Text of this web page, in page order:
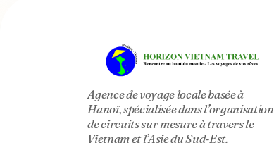
Agence de voyage locale basée à
Hanoï, spécialisée dans l’organisation
de circuits sur mesure à travers le
Vietnam et l’Asie du Sud-Est.